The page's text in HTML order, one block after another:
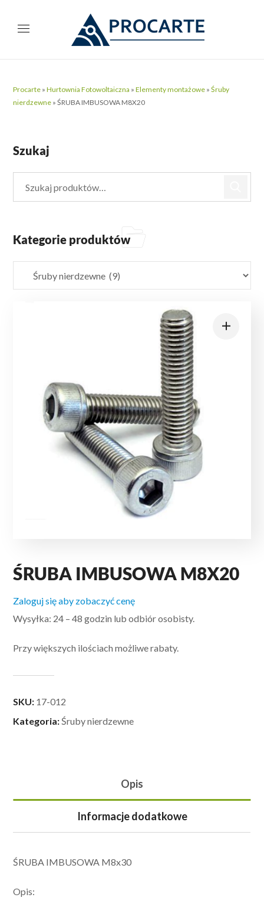
Procarte »Hurtownia Fotowoltaiczna »Elementy montażowe »Śruby
nierdzewne »ŚRUBA IMBUSOWA M8X20
ŚRUBA IMBUSOWA M8X20
Zaloguj się aby zobaczyć cenę
Wysyłka: 24 – 48 godzin lub odbiór osobisty.
Przy większych ilościach możliwe rabaty.
SKU: 17-012
Kategoria: Śruby nierdzewne
Opis
Informacje dodatkowe
ŚRUBA IMBUSOWA M8x30
Opis:
Szukaj
Kategorie produktów